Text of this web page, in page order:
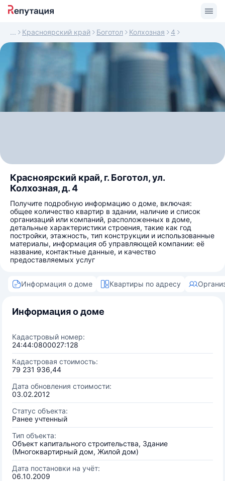
Красноярский край Боготол Колхозная 4
Красноярский край, г. Боготол, ул.
Колхозная, д. 4
Получите подробную информацию о доме, включая:
общее количество квартир в здании, наличие и список
организаций или компаний, расположенных в доме,
детальные характеристики строения, такие как год
постройки, этажность, тип конструкции и использованные
материалы, информация об управляющей компании: её
название, контактные данные, и качество
предоставляемых услуг
Информация о доме Квартиры по адресу
Информация о доме
Кадастровый номер:
24:44:0800027:128
Кадастровая стоимость:
79 231 936,44
Дата обновления стоимости:
03.02.2012
Статус объекта:
Ранее учтенный
Тип объекта:
Объект капитального строительства, Здание
(Многоквартирный дом, Жилой дом)
Дата постановки на учёт:
06.10.2009